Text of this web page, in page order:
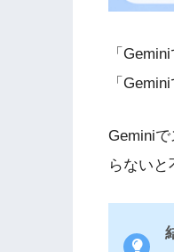
「
「
Gemini
らないと